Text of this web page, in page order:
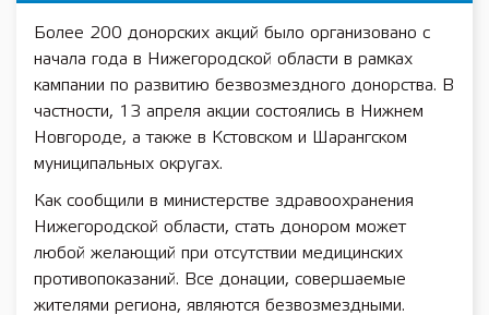
Более 200 донорских акций было организовано с
начала года в Нижегородской области в рамках
кампании по развитию безвозмездного донорства. В
частности, 13 апреля акции состоялись в Нижнем
Новгороде, а также в Кстовском и Шарангском
муниципальных округах.
Как сообщили в министерстве здравоохранения
Нижегородской области, стать донором может
любой желающий при отсутствии медицинских
противопоказаний. Все донации, совершаемые
жителями региона, являются безвозмездными.